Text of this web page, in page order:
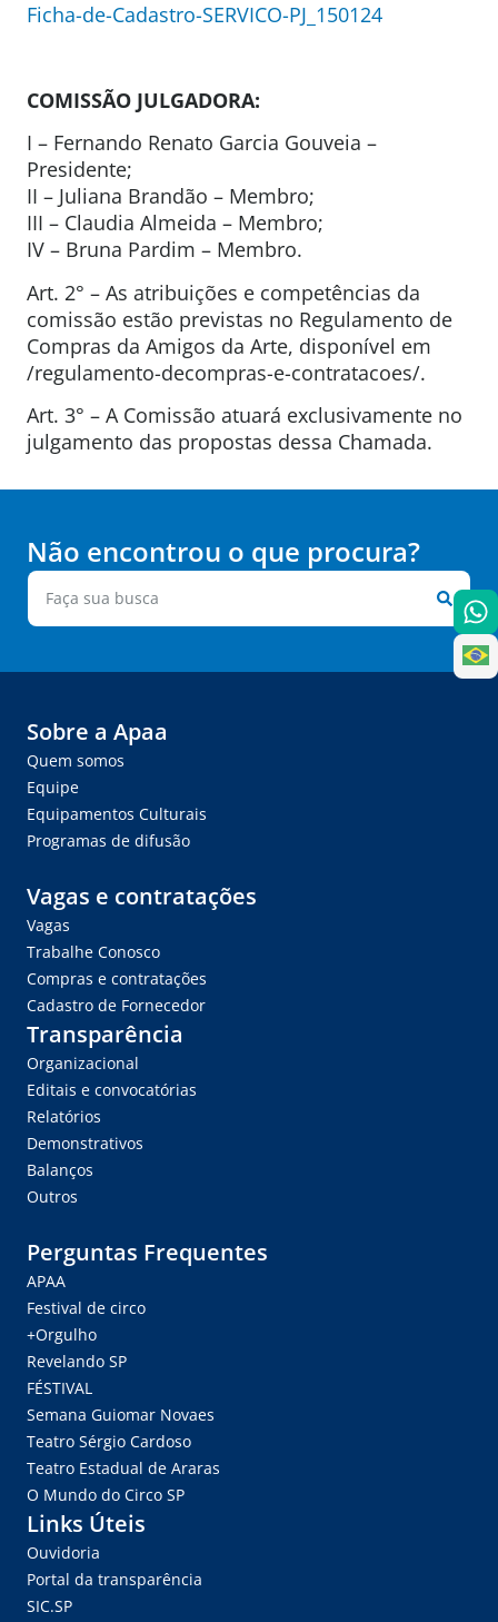
Ficha-de-Cadastro-SERVICO-PJ_150124
COMISSÃO JULGADORA:
I – Fernando Renato Garcia Gouveia –
Presidente;
II – Juliana Brandão – Membro;
III – Claudia Almeida – Membro;
IV – Bruna Pardim – Membro.
Art. 2° – As atribuições e competências da
comissão estão previstas no Regulamento de
Compras da Amigos da Arte, disponível em
/regulamento-decompras-e-contratacoes/.
Art. 3° – A Comissão atuará exclusivamente no
julgamento das propostas dessa Chamada.
Não encontrou o que procura?
Sobre a Apaa
Quem somos
Equipe
Equipamentos Culturais
Programas de difusão
Vagas e contratações
Vagas
Trabalhe Conosco
Compras e contratações
Cadastro de Fornecedor
Transparência
Organizacional
Editais e convocatórias
Relatórios
Demonstrativos
Balanços
Outros
Perguntas Frequentes
APAA
Festival de circo
+Orgulho
Revelando SP
FÉSTIVAL
Semana Guiomar Novaes
Teatro Sérgio Cardoso
Teatro Estadual de Araras
O Mundo do Circo SP
Links Úteis
Ouvidoria
Portal da transparência
SIC.SP